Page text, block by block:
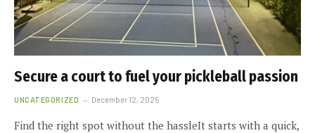
Secure a court to fuel your pickleball passion
UNCATEGORIZED December 12, 2025
Find the right spot without the hassleIt starts with a quick,